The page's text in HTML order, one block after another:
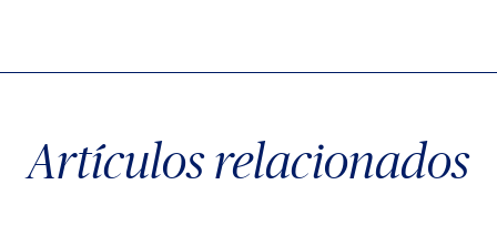
Artículos relacionados